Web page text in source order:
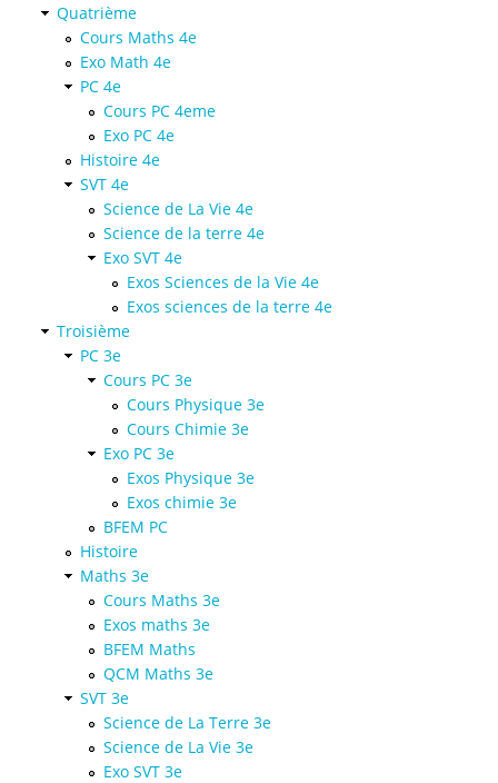
Quatrième
Cours Maths 4e
Exo Math 4e
PC 4e
Cours PC 4eme
Exo PC 4e
Histoire 4e
SVT 4e
Science de La Vie 4e
Science de la terre 4e
Exo SVT 4e
Exos Sciences de la Vie 4e
Exos sciences de la terre 4e
Troisième
PC 3e
Cours PC 3e
Cours Physique 3e
Cours Chimie 3e
Exo PC 3e
Exos Physique 3e
Exos chimie 3e
BFEM PC
Histoire
Maths 3e
Cours Maths 3e
Exos maths 3e
BFEM Maths
QCM Maths 3e
SVT 3e
Science de La Terre 3e
Science de La Vie 3e
Exo SVT 3e